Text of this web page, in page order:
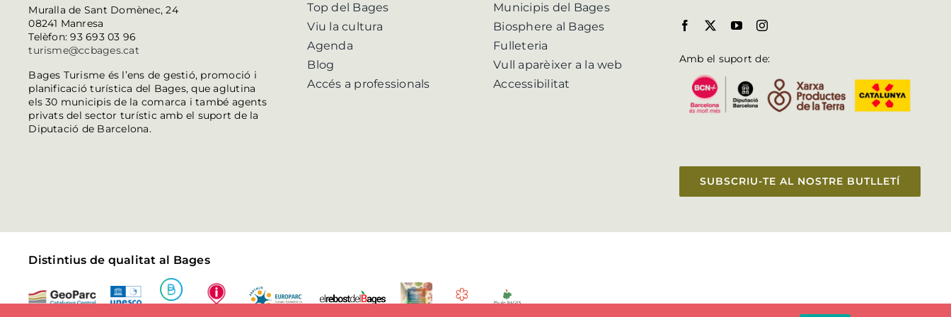
Muralla de Sant Domènec, 24
08241 Manresa
Telèfon: 93 693 03 96
turisme@ccbages.cat
Bages Turisme és l’ens de gestió, promoció i
planificació turística del Bages, que aglutina
els 30 municipis de la comarca i també agents
privats del sector turístic amb el suport de la
Diputació de Barcelona.
Top del Bages
Viu la cultura
Agenda
Blog
Accés a professionals
Municipis del Bages
Biosphere al Bages
Fulleteria
Vull aparèixer a la web
Accessibilitat
Amb el suport de:
SUBSCRIU-TE AL NOSTRE BUTLLETÍ
Distintius de qualitat al Bages